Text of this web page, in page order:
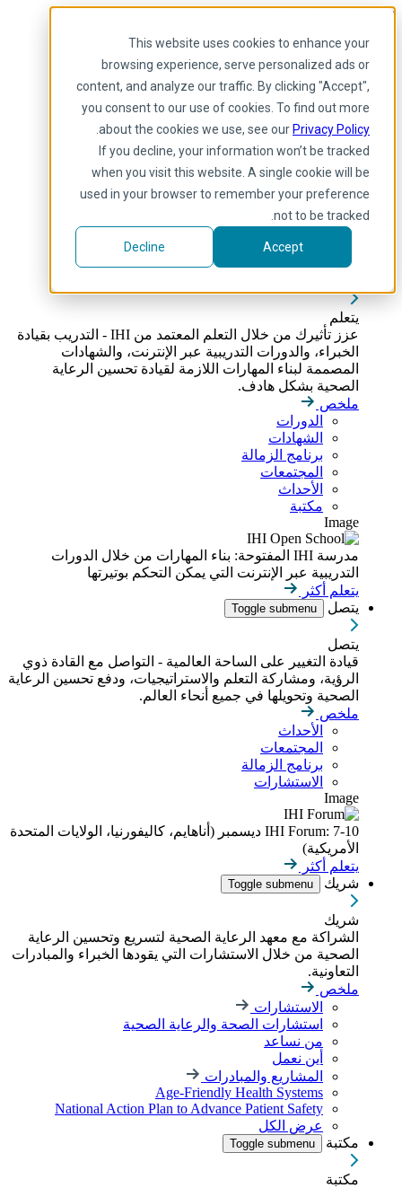
This website uses cookies to enhance your
browsing experience, serve personalized ads or
content, and analyze our traffic. By clicking "Accept",
you consent to our use of cookies. To find out more
about the cookies we use, see our Privacy Policy
If you decline, your information won’t be tracked
when you visit this website. A single cookie will be
used in your browser to remember your preference
not to be tracked.
Accept
Decline
Skip to main content
Arabic
Arabic
إنجليزي
فرنسية
Portuguese
Spanish
يتعلم
عزز تأثيرك من خلال التعلم المعتمد من IHI - التدريب بقيادة
الخبراء، والدورات التدريبية عبر الإنترنت، والشهادات
المصممة لبناء المهارات اللازمة لقيادة تحسين الرعاية
الصحية بشكل هادف.
ملخص
الدورات
الشهادات
برنامج الزمالة
المجتمعات
الأحداث
مكتبة
Image
مدرسة IHI المفتوحة: بناء المهارات من خلال الدورات
التدريبية عبر الإنترنت التي يمكن التحكم بوتيرتها
يتعلم أكثر
يتصل
Toggle submenu
يتصل
قيادة التغيير على الساحة العالمية - التواصل مع القادة ذوي
الرؤية، ومشاركة التعلم والاستراتيجيات، ودفع تحسين الرعاية
الصحية وتحويلها في جميع أنحاء العالم.
ملخص
الأحداث
المجتمعات
برنامج الزمالة
الاستشارات
Image
IHI Forum: 7-10 ديسمبر (أناهايم، كاليفورنيا، الولايات المتحدة
الأمريكية)
يتعلم أكثر
شريك
Toggle submenu
شريك
الشراكة مع معهد الرعاية الصحية لتسريع وتحسين الرعاية
الصحية من خلال الاستشارات التي يقودها الخبراء والمبادرات
التعاونية.
ملخص
الاستشارات
استشارات الصحة والرعاية الصحية
من نساعد
أين نعمل
المشاريع والمبادرات
Age-Friendly Health Systems
National Action Plan to Advance Patient Safety
عرض الكل
مكتبة
Toggle submenu
مكتبة